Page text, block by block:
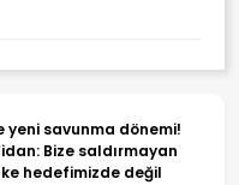
yeni savunma dönemi!
Bize saldırmayan
hedefimizde değil